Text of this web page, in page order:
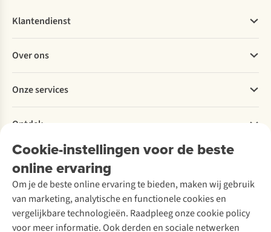
Cookie-instellingen voor de beste
online ervaring
Om je de beste online ervaring te bieden, maken wij gebruik
van marketing, analytische en functionele cookies en
vergelijkbare technologieën. Raadpleeg onze cookie policy
voor meer informatie. Ook derden en sociale netwerken
Klantendienst
Bestellen
Betalen
Levering
Retourneren
Bestelling herroepen
Garantie
Contact
Over ons
Explore More
Verantwoord ondernemen
Over Ayacucho
Onze winkels
Over A.S.Adventure
Toegankelijkheidsverklaring
Onze services
Ski-onderhoud
Wasservice
Schoenonderhoud
Schoenherstelling
Kledingherstelling
Retouches
Ontdek
A.S.Magazine
Podcast
Explore Academy
Explore Camp
Gear Check
Inspiratie & advies
Meld je aan voor de nieuwsbrief